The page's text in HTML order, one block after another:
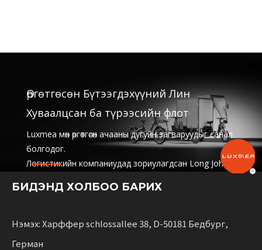
Өргөтгөсөн Бүтээгдэхүүний Лин
Хуваалцсан ба түрээсийн флот
Luxmea мөн өргөтгөсөн ачааны дугуйн загваруудыг санал
болгодог.
Логистикийн компаниудад зориулагдсан Long John
хуваалцах үйлчилгээ, түрээсийн флот. Эдгээр
Тогтвортой хөдөлгөөнийг өргөжүүлэх бизнесүүдэд
БИДЭНД ХОЛБОО БАРИХ
Нэмэх: Харффер schlossallee 38, D-50181 Бедбург,
Герман